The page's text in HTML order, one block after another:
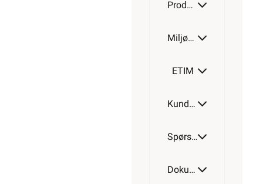
Produktdetaljer
Miljøparametere
ETIM
Kundeomtale
Spørsmål og svar
Dokumentasjon